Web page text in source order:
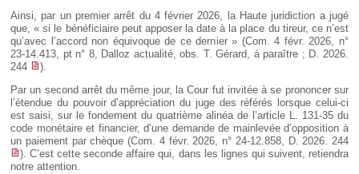
Ainsi, par un premier arrêt du 4 février 2026, la Haute juridiction a jugé
que, « si le bénéficiaire peut apposer la date à la place du tireur, ce n’est
qu’avec l’accord non équivoque de ce dernier » (Com. 4 févr. 2026, n°
23-14.413, pt n° 8, Dalloz actualité, obs. T. Gérard, à paraître ; D. 2026.
244
).
Par un second arrêt du même jour, la Cour fut invitée à se prononcer sur
l’étendue du pouvoir d’appréciation du juge des référés lorsque celui-ci
est saisi, sur le fondement du quatrième alinéa de l’article L. 131-35 du
code monétaire et financier, d’une demande de mainlevée d’opposition à
un paiement par chèque (Com. 4 févr. 2026, n° 24-12.858, D. 2026. 244
). C’est cette seconde affaire qui, dans les lignes qui suivent, retiendra
notre attention.